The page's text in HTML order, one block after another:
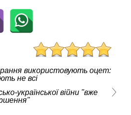
використовують оцет:
не всі
української війни "вже